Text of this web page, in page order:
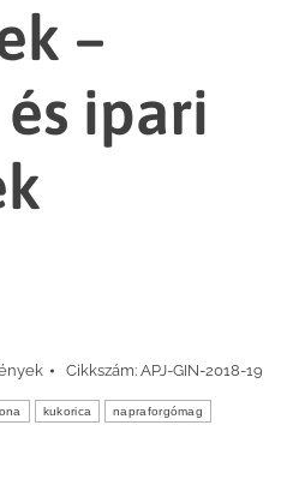
–
ipari
Cikkszám: APJ-GIN-2018-19
kukorica napraforgómag